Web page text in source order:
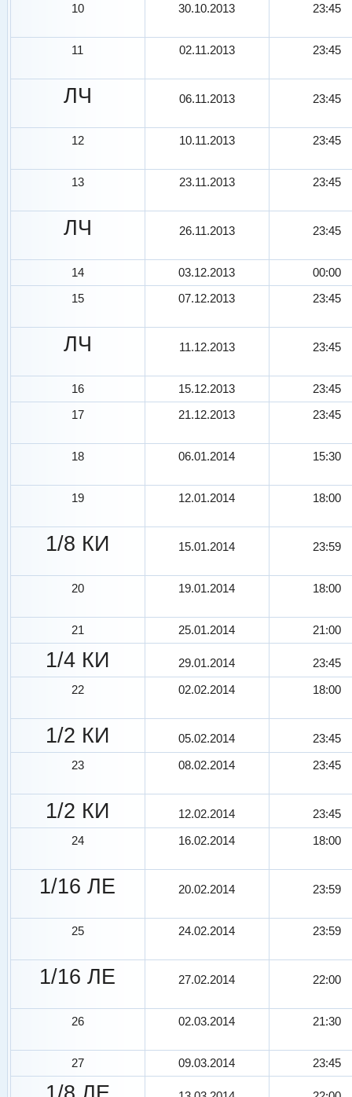
10 30.10.2013 23:45
11 02.11.2013 23:45
ЛЧ 06.11.2013 23:45
12 10.11.2013 23:45
13 23.11.2013 23:45
ЛЧ 26.11.2013 23:45
14 03.12.2013
00:00
15
07.12.2013 23:45
ЛЧ 11.12.2013 23:45
16 15.12.2013
23:45
17
21.12.2013 23:45
18 06.01.2014 15:30
19 12.01.2014 18:00
1/8 КИ 15.01.2014 23:59
20 19.01.2014 18:00
21 25.01.2014 21:00
1/4 КИ 29.01.2014
23:45
22
02.02.2014 18:00
1/2 КИ 05.02.2014
23:45
23
08.02.2014 23:45
1/2 КИ 12.02.2014
23:45
24
16.02.2014 18:00
1/16 ЛЕ 20.02.2014 23:59
25 24.02.2014 23:59
1/16 ЛЕ 27.02.2014 22:00
26 02.03.2014 21:30
27 09.03.2014 23:45